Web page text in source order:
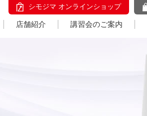
シモジマ オンラインショップ
店舗紹介 講習会のご案内